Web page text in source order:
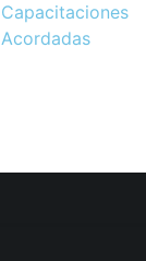
Capacitaciones
Acordadas